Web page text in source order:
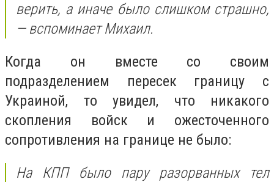
верить, а иначе было слишком страшно,
— вспоминает Михаил.
Когда он вместе со своим
подразделением пересек границу с
Украиной, то увидел, что никакого
скопления войск и ожесточенного
сопротивления на границе не было:
На КПП было пару разорванных тел